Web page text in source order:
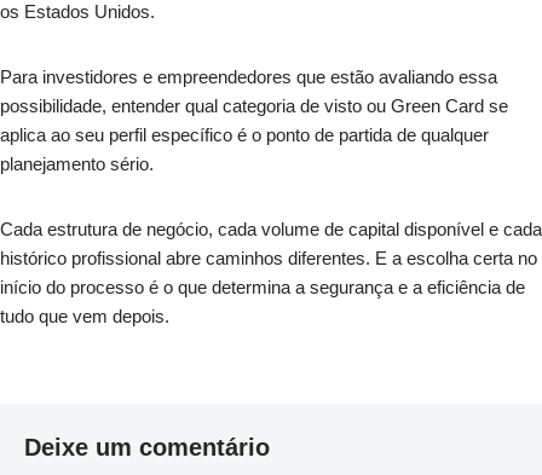
os Estados Unidos.
Para investidores e empreendedores que estão avaliando essa
possibilidade, entender qual categoria de visto ou Green Card se
aplica ao seu perfil específico é o ponto de partida de qualquer
planejamento sério.
Cada estrutura de negócio, cada volume de capital disponível e cada
histórico profissional abre caminhos diferentes. E a escolha certa no
início do processo é o que determina a segurança e a eficiência de
tudo que vem depois.
Deixe um comentário